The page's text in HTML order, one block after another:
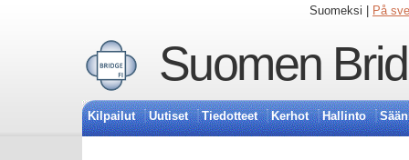
Suomeksi | På
Suomen
Kilpailut Uutiset Tiedotteet Kerhot Hallinto